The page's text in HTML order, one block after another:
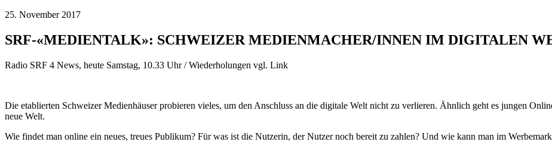
25. November 2017
SRF-«MEDIENTALK»: SCHWEIZER MEDIENMACHER/INNEN IM DIGITALEN
Radio SRF 4 News, heute Samstag, 10.33 Uhr / Wiederholungen vgl. Link
Die etablierten Schweizer Medienhäuser probieren vieles, um den Anschluss an die digitale Welt nicht zu verlieren. Ähnlich geht es jungen
neue Welt.
Wie findet man online ein neues, treues Publikum? Für was ist die Nutzerin, der Nutzer noch bereit zu zahlen? Und wie kann man im